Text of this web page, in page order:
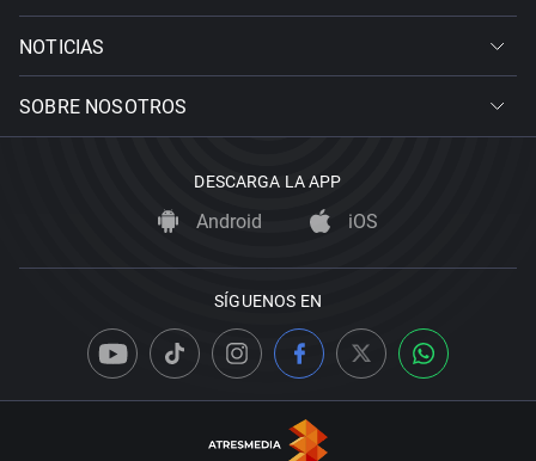
NOTICIAS
SOBRE NOSOTROS
DESCARGA LA APP
Android iOS
SÍGUENOS EN